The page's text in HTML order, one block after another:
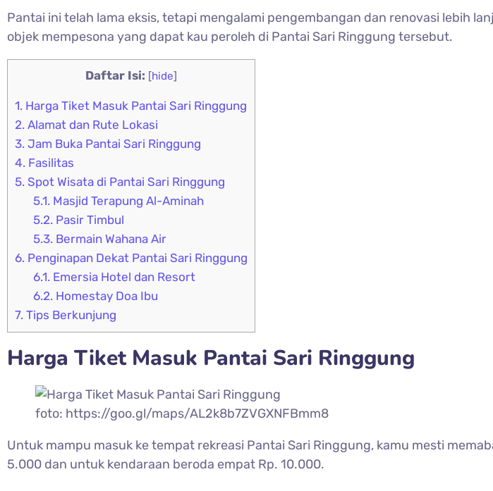
Pantai ini telah lama eksis, tetapi mengalami pengembangan dan renovasi lebih
objek mempesona yang dapat kau peroleh di Pantai Sari Ringgung tersebut.
Daftar Isi: [hide]
1. Harga Tiket Masuk Pantai Sari Ringgung
2. Alamat dan Rute Lokasi
3. Jam Buka Pantai Sari Ringgung
4. Fasilitas
5. Spot Wisata di Pantai Sari Ringgung
5.1.Masjid Terapung Al-Aminah
5.2.Pasir Timbul
5.3.Bermain Wahana Air
6. Penginapan Dekat Pantai Sari Ringgung
6.1.Emersia Hotel dan Resort
6.2.Homestay Doa Ibu
7. Tips Berkunjung
Harga Tiket Masuk Pantai Sari Ringgung
foto: https://goo.gl/maps/AL2k8b7ZVGXNFBmm8
Untuk mampu masuk ke tempat rekreasi Pantai Sari Ringgung, kamu mesti
5.000 dan untuk kendaraan beroda empat Rp. 10.000.